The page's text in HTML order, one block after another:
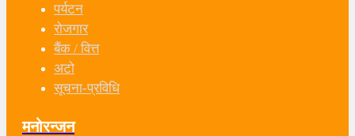
पर्यटन
रोजगार
बैंक / वित्त
अटो
सूचना-प्रविधि
मनोरन्जन